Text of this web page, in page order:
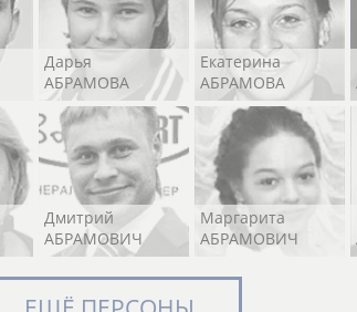
Дарья
АБРАМОВА
Екатерина
АБРАМОВА
Дмитрий
АБРАМОВИЧ
Маргарита
АБРАМОВИЧ